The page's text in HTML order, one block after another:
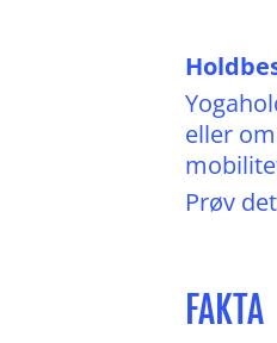
eller
Prøv
FAKTA